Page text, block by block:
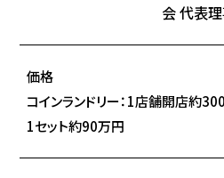
会 代表
価格
コインランドリー：1店舗開店約
1セット約90万円